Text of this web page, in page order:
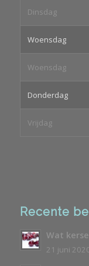
Dinsdag
Woensdag
Woensdag
Donderdag
Vrijdag
Recente
Wat
21 juni